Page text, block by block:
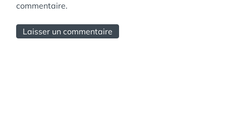
commentaire.